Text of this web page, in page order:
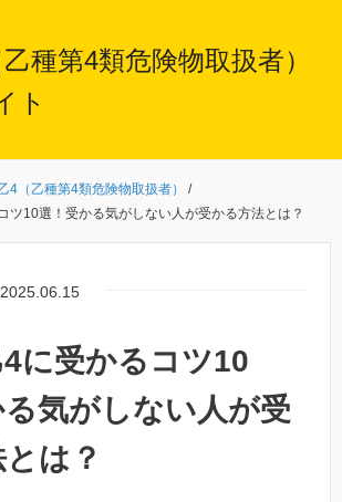
種第4類危険物取扱者）
ト
4（乙種第4類危険物取扱者）
/
ツ10選！受かる気がしない人が受かる方法とは？
2025.06.15
に受かるコツ10
気がしない人が受
は？